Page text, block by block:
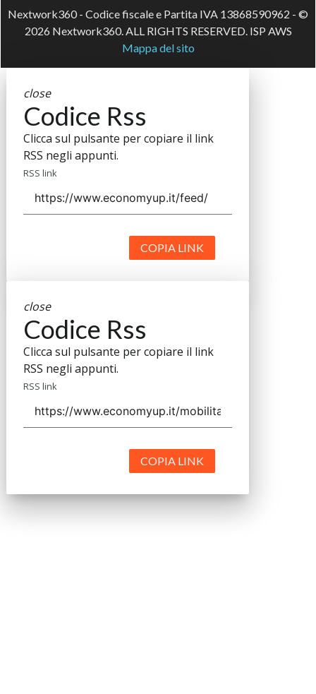
Nextwork360 - Codice fiscale e Partita IVA 13868590962 - ©
2026 Nextwork360. ALL RIGHTS RESERVED. ISP AWS
Mappa del sito
close
Codice Rss
Clicca sul pulsante per copiare il link
RSS negli appunti.
RSS link
COPIA LINK
close
Codice Rss
Clicca sul pulsante per copiare il link
RSS negli appunti.
RSS link
COPIA LINK